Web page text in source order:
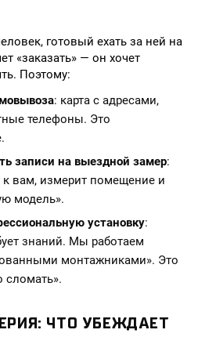
готовый ехать за ней на
«заказать» — он хочет
Поэтому:
: карта с адресами,
телефоны. Это
записи на выездной замер:
к вам, измерит помещение и
модель».
установку:
знаний. Мы работаем
монтажниками». Это
сломать».
ЧТО УБЕЖДАЕТ